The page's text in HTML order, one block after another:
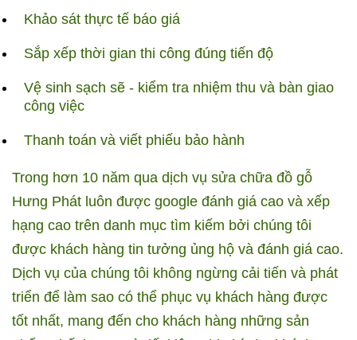
Khảo sát thực tế báo giá
Sắp xếp thời gian thi công đúng tiến độ
Vệ sinh sạch sẽ - kiểm tra nhiệm thu và bàn giao
công việc
Thanh toán và viết phiếu bảo hành
Trong hơn 10 năm qua dịch vụ sửa chữa đồ gỗ
Hưng Phát luôn được google đánh giá cao và xếp
hạng cao trên danh mục tìm kiếm bởi chúng tôi
được khách hàng tin tưởng ủng hộ và đánh giá cao.
Dịch vụ của chúng tôi không ngừng cải tiến và phát
triển để làm sao có thể phục vụ khách hàng được
tốt nhất, mang đến cho khách hàng những sản